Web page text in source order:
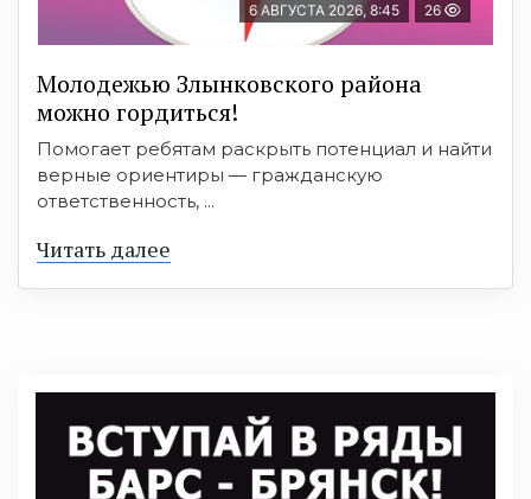
6 АВГУСТА 2026, 8:45 26
Молодежью Злынковского района
можно гордиться!
Помогает ребятам раскрыть потенциал и найти
верные ориентиры — гражданскую
ответственность, ...
Читать далее